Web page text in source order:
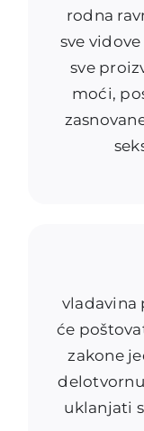
rodna
sve
sve
moći,
vladavina
će
zakone
uklanjati